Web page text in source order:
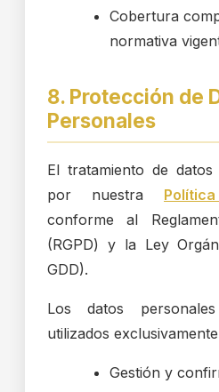
Cobertura
normativa
8. Protección de
Personales
El tratamiento de
por nuestra
conforme al
(RGPD) y la Ley
GDD).
Los datos
utilizados
Gestión y